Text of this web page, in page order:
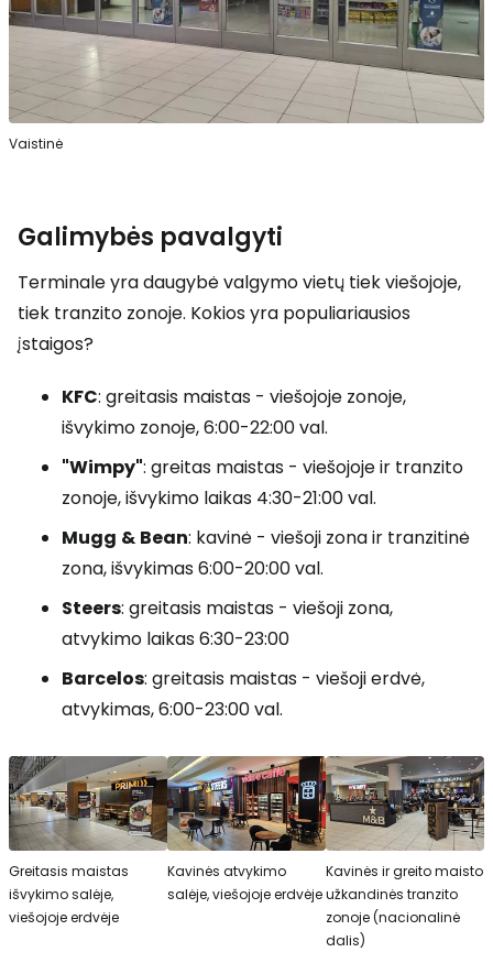
Vaistinė
Galimybės pavalgyti
Terminale yra daugybė valgymo vietų tiek viešojoje,
tiek tranzito zonoje. Kokios yra populiariausios
įstaigos?
KFC: greitasis maistas - viešojoje zonoje,
išvykimo zonoje, 6:00-22:00 val.
"Wimpy": greitas maistas - viešojoje ir tranzito
zonoje, išvykimo laikas 4:30-21:00 val.
Mugg & Bean: kavinė - viešoji zona ir tranzitinė
zona, išvykimas 6:00-20:00 val.
Steers: greitasis maistas - viešoji zona,
atvykimo laikas 6:30-23:00
Barcelos: greitasis maistas - viešoji erdvė,
atvykimas, 6:00-23:00 val.
Greitasis maistas
išvykimo salėje,
viešojoje erdvėje
Kavinės atvykimo
salėje, viešojoje erdvėje
Kavinės ir greito maisto
užkandinės tranzito
zonoje (nacionalinė
dalis)